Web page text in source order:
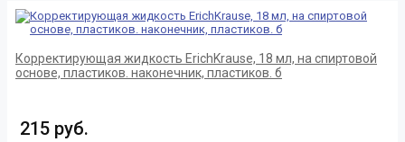
Корректирующая жидкость ErichKrause, 18 мл, на спиртовой
основе, пластиков. наконечник, пластиков. б
215 руб.